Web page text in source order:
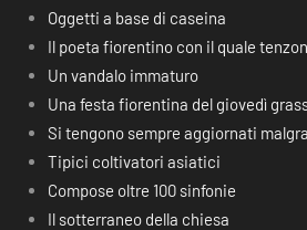
Oggetti a base di caseina
Il poeta fiorentino con il quale
Un vandalo immaturo
Una festa fiorentina del giovedì
Si tengono sempre aggiornati
Tipici coltivatori asiatici
Compose oltre 100 sinfonie
Il sotterraneo della chiesa